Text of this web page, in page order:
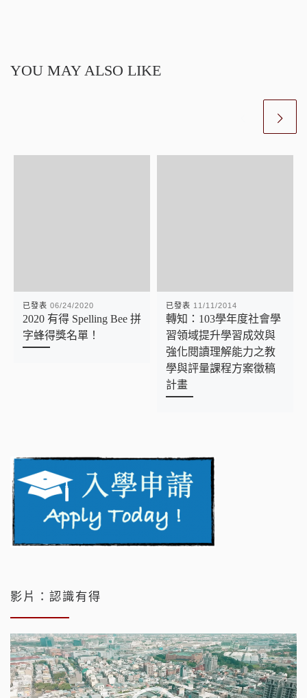
YOU MAY ALSO LIKE
已發表 06/24/2020
2020 有得 Spelling Bee 拼
字蜂得獎名單！
已發表 11/11/2014
轉知：103學年度社會學
習領域提升學習成效與
強化閱讀理解能力之教
學與評量課程方案徵稿
計畫
影片：認識有得
視
訊
播
放